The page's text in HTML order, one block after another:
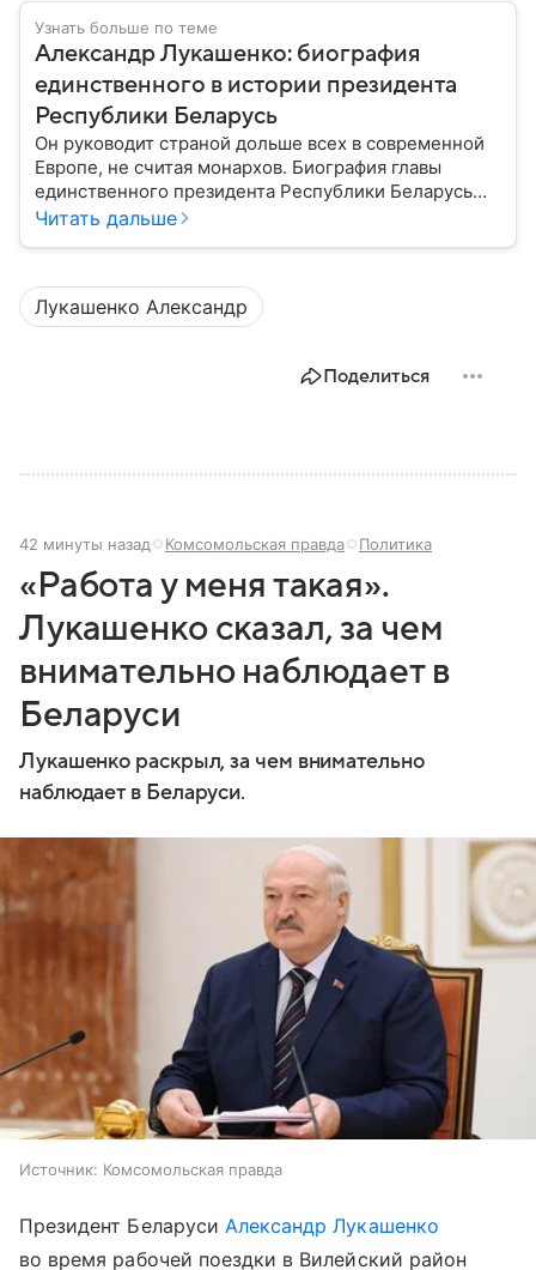
Узнать больше по теме
Александр Лукашенко: биография
единственного в истории президента
Республики Беларусь
Он руководит страной дольше всех в современной
Европе, не считая монархов. Биография главы
единственного президента Республики Беларусь
Александра Лукашенко — в материале.
Читать дальше
Лукашенко Александр
Поделиться
42 минуты назад Комсомольская правда Политика
«Работа у меня такая».
Лукашенко сказал, за чем
внимательно наблюдает в
Беларуси
Лукашенко раскрыл, за чем внимательно
наблюдает в Беларуси.
Источник: Комсомольская правда
Президент Беларуси Александр Лукашенко
во время рабочей поездки в Вилейский район